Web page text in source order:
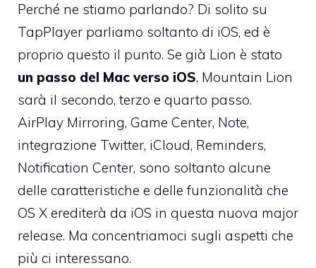
Perché ne stiamo parlando? Di solito su
TapPlayer parliamo soltanto di iOS, ed è
proprio questo il punto. Se già Lion è stato
un passo del Mac verso iOS, Mountain Lion
sarà il secondo, terzo e quarto passo.
AirPlay Mirroring, Game Center, Note,
integrazione Twitter, iCloud, Reminders,
Notification Center, sono soltanto alcune
delle caratteristiche e delle funzionalità che
OS X erediterà da iOS in questa nuova major
release. Ma concentriamoci sugli aspetti che
più ci interessano.